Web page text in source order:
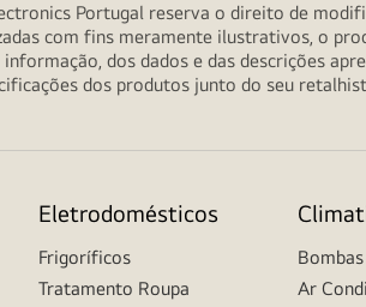
Portugal reserva o direito de
com fins meramente ilustrativos, o
dos dados e das descrições
dos produtos junto do seu
Eletrodomésticos
Frigoríficos
Tratamento Roupa
Ar